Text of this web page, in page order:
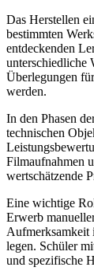
Das Herstellen
bestimmten
entdeckenden
unterschiedliche
Überlegungen
werden.
In den Phasen
technischen
Filmaufnahmen
wertschätzende
Eine wichtige
Erwerb
Aufmerksamkeit
legen. Schüler
und spezifische